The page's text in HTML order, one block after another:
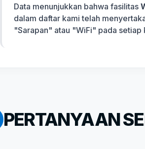
Data menunjukkan bahwa fasilitas
dalam daftar kami telah
"Sarapan" atau "WiFi" pada
PERTANYAAN